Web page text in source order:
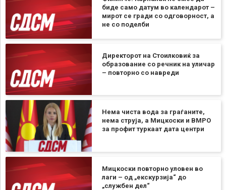
биде само датум во календарот –
мирот се гради со одговорност, а
не со поделби
Директорот на Стоилковиќ за
образование со речник на уличар
– повторно со навреди
Нема чиста вода за граѓаните,
нема струја, а Мицкоски и ВМРО
за профит туркаат дата центри
Мицкоски повторно уловен во
лаги – од „екскурзија“ до
„службен дел“